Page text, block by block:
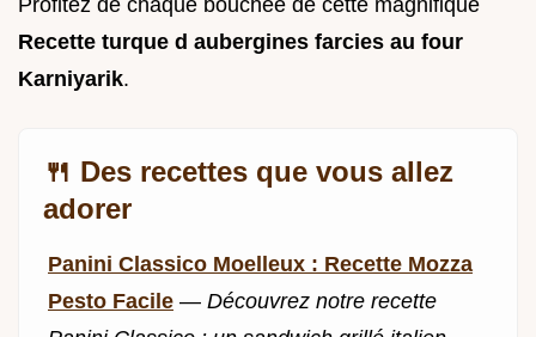
Recette turque d aubergines farcies au four
Karniyarik.
🍴 Des recettes que vous allez
adorer
Panini Classico Moelleux : Recette Mozza
Pesto Facile — Découvrez notre recette